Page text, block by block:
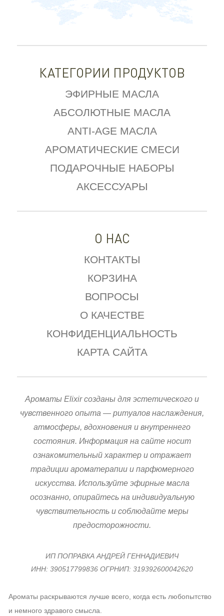
КАТЕГОРИИ ПРОДУКТОВ
ЭФИРНЫЕ МАСЛА
АБСОЛЮТНЫЕ МАСЛА
ANTI-AGE МАСЛА
АРОМАТИЧЕСКИЕ СМЕСИ
ПОДАРОЧНЫЕ НАБОРЫ
АКСЕССУАРЫ
О НАС
КОНТАКТЫ
КОРЗИНА
ВОПРОСЫ
О КАЧЕСТВЕ
КОНФИДЕНЦИАЛЬНОСТЬ
КАРТА САЙТА
Ароматы Elixir созданы для эстетического и
чувственного опыта — ритуалов наслаждения,
атмосферы, вдохновения и внутреннего
состояния. Информация на сайте носит
ознакомительный характер и отражает
традиции ароматерапии и парфюмерного
искусства. Используйте эфирные масла
осознанно, опирайтесь на индивидуальную
чувствительность и соблюдайте меры
предосторожности.
ИП ПОПРАВКА АНДРЕЙ ГЕННАДИЕВИЧ
ИНН: 390517799836 ОГРНИП: 319392600042620
Ароматы раскрываются лучше всего, когда есть любопытство
и немного здравого смысла.